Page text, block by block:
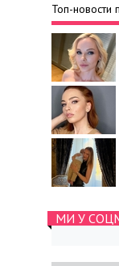
Топ-новости
МИ У